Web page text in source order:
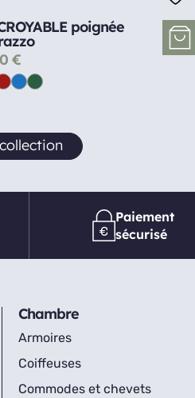
poignée
€
Paiement
sécurisé
Chambre
Armoires
Coiffeuses
Commodes et chevets